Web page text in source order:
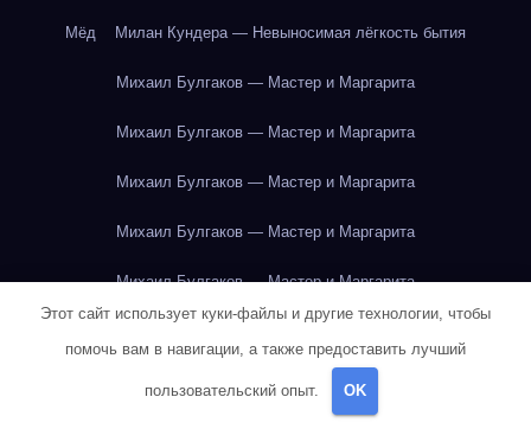
Мёд Милан Кундера — Невыносимая лёгкость бытия
Михаил Булгаков — Мастер и Маргарита
Михаил Булгаков — Мастер и Маргарита
Михаил Булгаков — Мастер и Маргарита
Михаил Булгаков — Мастер и Маргарита
Михаил Булгаков — Мастер и Маргарита
Михаил Булгаков — Мастер и Маргарита
Этот сайт использует куки-файлы и другие технологии, чтобы
помочь вам в навигации, а также предоставить лучший
пользовательский опыт. OK